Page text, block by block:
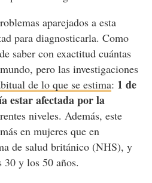
aparejados a esta
para diagnosticarla. Como
saber con exactitud cuántas
pero las investigaciones
de lo que se estima: 1 de
estar afectada por la
niveles. Además, este
en mujeres que en
de salud británico (NHS), y
30 y los 50 años.